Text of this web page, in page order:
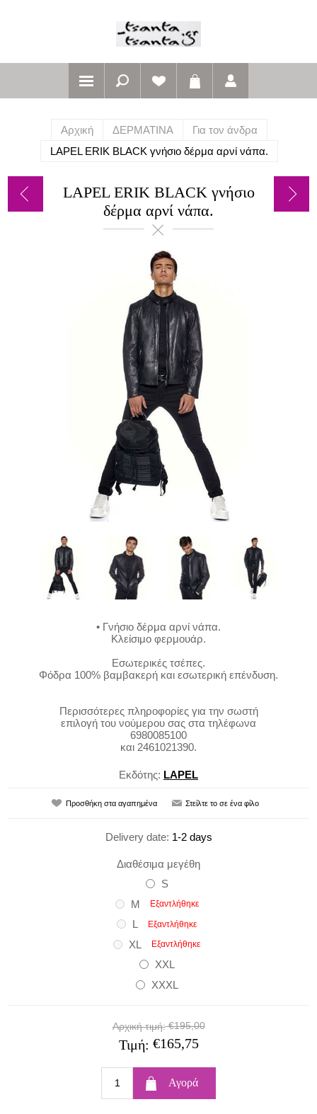
Αρχική ΔΕΡΜΑΤΙΝΑ
Για τον άνδρα
LAPEL ERIK BLACK γνήσιο δέρμα αρνί νάπα.
LAPEL ERIK BLACK γνήσιο
δέρμα αρνί νάπα.
• Γνήσιο δέρμα αρνί νάπα.
Κλείσιμο φερμουάρ.
Εσωτερικές τσέπες.
Φόδρα 100% βαμβακερή και εσωτερική επένδυση.
Περισσότερες πληροφορίες για την σωστή
επιλογή του νούμερου σας στα τηλέφωνα
6980085100
και 2461021390.
Εκδότης: LAPEL
Delivery date: 1-2 days
Διαθέσιμα μεγέθη
S
M
Εξαντλήθηκε
L Εξαντλήθηκε
XL Εξαντλήθηκε
XXL
XXXL
Αρχική τιμή: €195,00
Τιμή: €165,75